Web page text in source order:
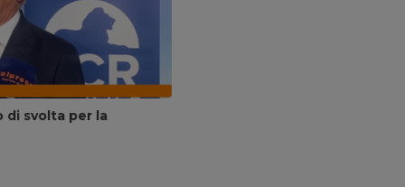
di svolta per la